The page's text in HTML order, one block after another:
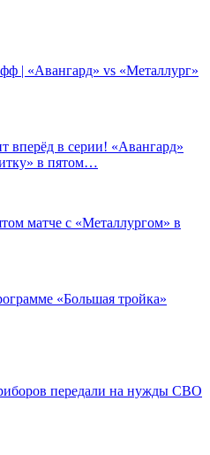
| «Авангард» vs «Металлург»
вперёд в серии! «Авангард»
в пятом…
матче с «Металлургом» в
«Большая тройка»
передали на нужды СВО